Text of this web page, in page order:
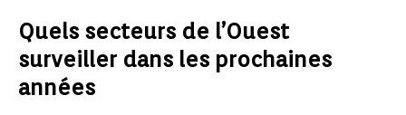
Quels secteurs de l’Ouest
surveiller dans les prochaines
années